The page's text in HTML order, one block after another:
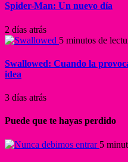
Spider-Man: Un nuevo día
2 días atrás
5 minutos de
Swallowed: Cuando la
idea
3 días atrás
Puede que te hayas perdido
5